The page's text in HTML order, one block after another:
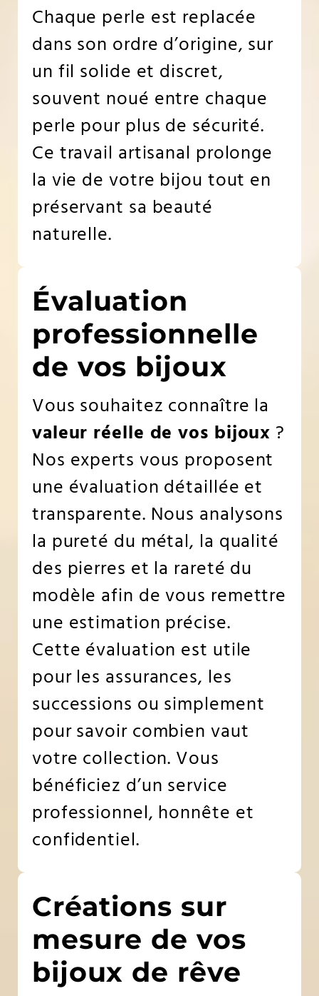
Chaque perle est replacée
dans son ordre d’origine, sur
un fil solide et discret,
souvent noué entre chaque
perle pour plus de sécurité.
Ce travail artisanal prolonge
la vie de votre bijou tout en
préservant sa beauté
naturelle.
Évaluation
professionnelle
de vos bijoux
Vous souhaitez connaître la
valeur réelle de vos bijoux ?
Nos experts vous proposent
une évaluation détaillée et
transparente. Nous analysons
la pureté du métal, la qualité
des pierres et la rareté du
modèle afin de vous remettre
une estimation précise.
Cette évaluation est utile
pour les assurances, les
successions ou simplement
pour savoir combien vaut
votre collection. Vous
bénéficiez d’un service
professionnel, honnête et
confidentiel.
Créations sur
mesure de vos
bijoux de rêve